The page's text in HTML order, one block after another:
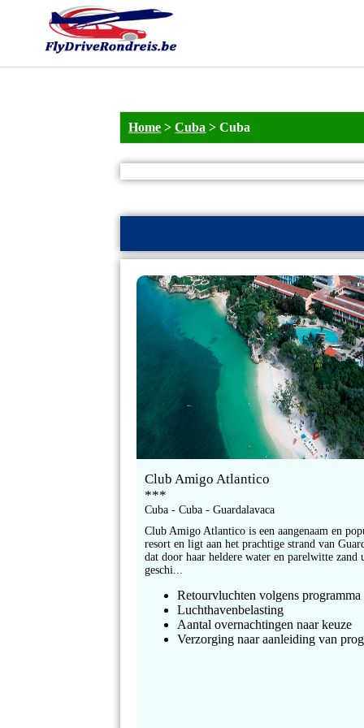
Home >Cuba >Cuba
Club Amigo Atlantico
***
Cuba - Cuba - Guardalavaca
Club Amigo Atlantico is een aangenaam en
resort en ligt aan het prachtige strand van
dat door haar heldere water en parelwitte zand
geschi...
Retourvluchten volgens programma
Luchthavenbelasting
Aantal overnachtingen naar keuze
Verzorging naar aanleiding van